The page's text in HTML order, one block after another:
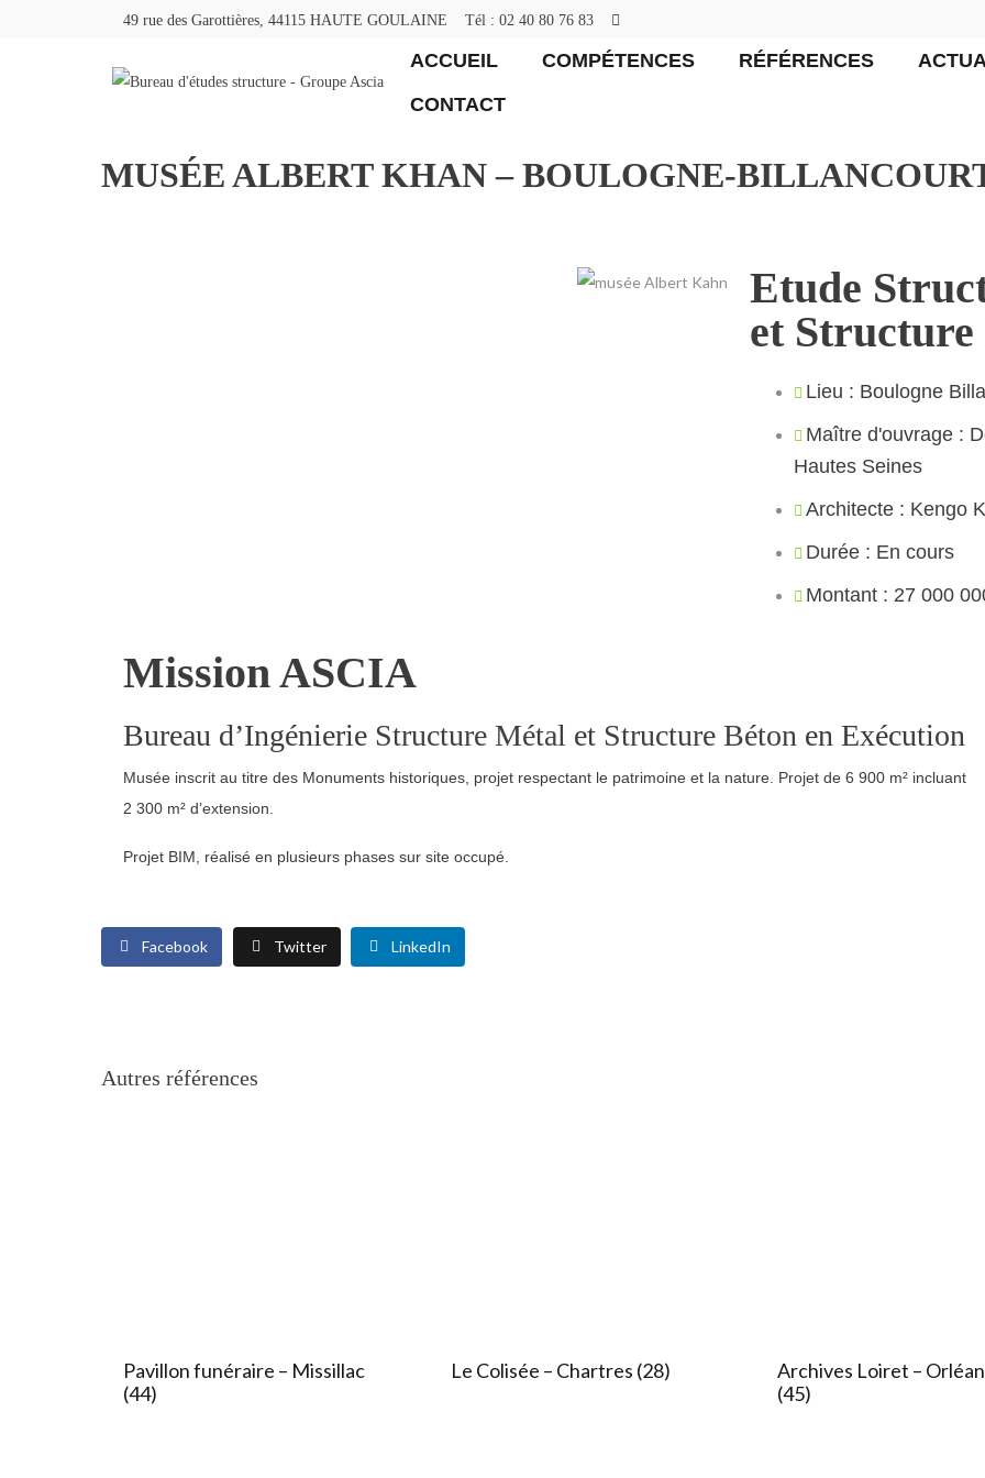
49 rue des Garottières, 44115 HAUTE GOULAINE Tél : 02 40 80 76 83
ACCUEIL COMPÉTENCES RÉFÉRENCES
CONTACT
MUSÉE ALBERT KHAN – BOULOGNE-
Etude
et Structure
Lieu : Boulogne
Maître d'ouvrage :
Hautes Seines
Architecte : Kengo
Durée : En cours
Montant : 27 000
Mission ASCIA
Bureau d’Ingénierie Structure Métal et Structure Béton en Exécution
Musée inscrit au titre des Monuments historiques, projet respectant le patrimoine et la nature. Projet de 6 900 m² incluant
2 300 m² d’extension.
Projet BIM, réalisé en plusieurs phases sur site occupé.
Facebook Twitter LinkedIn
Autres références
Pavillon funéraire – Missillac
(44)​
Le Colisée – Chartres (28)​
Archives Loiret –
(45)